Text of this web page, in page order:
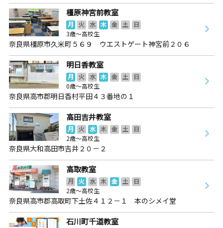
橿原神宮前教室
月 火 水 木 金 土
日
3歳～高校生
奈良県橿原市久米町５６９ ウエストゲート神宮前２０６
明日香教室
月 火 水 木 金 土
日
0歳～高校生
奈良県高市郡明日香村平田４３番地の１
高田吉井教室
月 火 水 木 金 土
日
2歳～高校生
奈良県大和高田市吉井２０－２
高取教室
月 火 水 木 金 土
日
2歳～高校生
奈良県高市郡高取町下土佐４１２－１ 本のシメイ堂
石川町千道教室